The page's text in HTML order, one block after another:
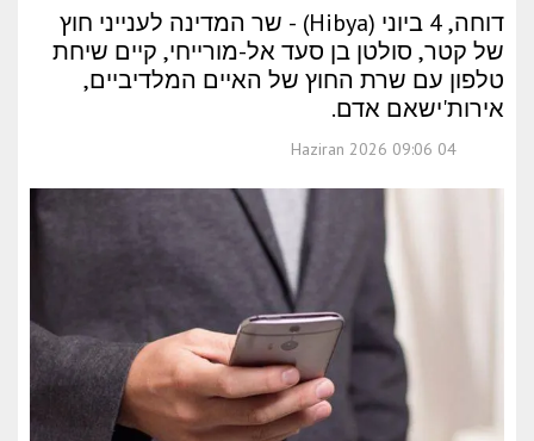
דוחה, 4 ביוני (Hibya) - שר המדינה לענייני חוץ
של קטר, סולטן בן סעד אל-מורייחי, קיים שיחת
טלפון עם שרת החוץ של האיים המלדיביים,
אירות'ישאם אדם.
04 Haziran 2026 09:06